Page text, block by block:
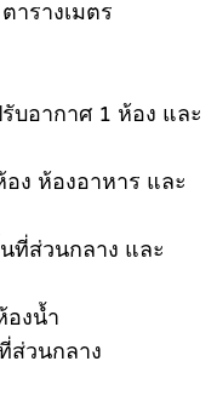
ารางเมตร
บอากาศ 1 ห้อง และ
ง ห้องอาหาร และ
ที่ส่วนกลาง และ
องน้ำ
ส่วนกลาง